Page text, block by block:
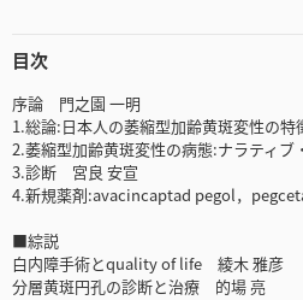
目次
序論 門之園 一明
1.総論:日本人の萎縮型加齢黄斑変性の
2.萎縮型加齢黄斑変性の病態:ナラティ
3.診断 宮良 安宣
4.新規薬剤:avacincaptad pegol，
■綜説
白内障手術とquality of life 綾木 雅彦
分層黄斑円孔の診断と治療 的場 亮